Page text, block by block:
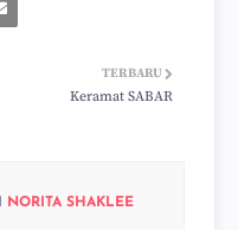
TERBARU
Keramat SABAR
NORITA SHAKLEE